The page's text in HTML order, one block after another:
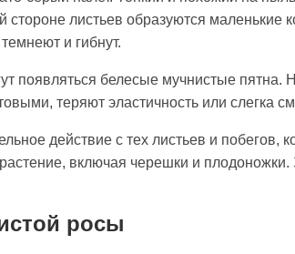
стороне листьев образуются
и гибнут.
появляться белесые мучнистые
теряют эластичность или слегка
действие с тех листьев и побегов,
включая черешки и
росы